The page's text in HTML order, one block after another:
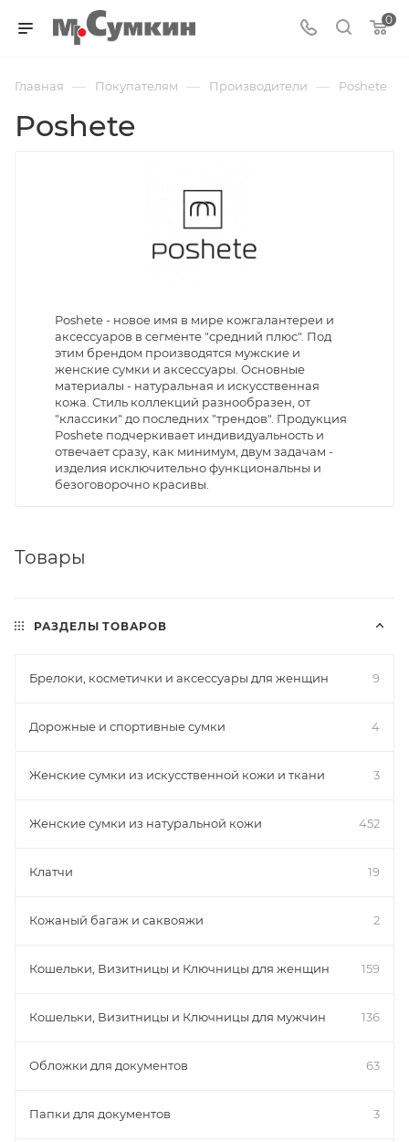
0
Главная — Покупателям — Производители — Poshete
Poshete
Poshete - новое имя в мире кожгалантереи и
аксессуаров в сегменте "средний плюс". Под
этим брендом производятся мужские и
женские сумки и аксессуары. Основные
материалы - натуральная и искусственная
кожа. Стиль коллекций разнообразен, от
"классики" до последних "трендов". Продукция
Poshete подчеркивает индивидуальность и
отвечает сразу, как минимум, двум задачам -
изделия исключительно функциональны и
безоговорочно красивы.
Товары
РАЗДЕЛЫ ТОВАРОВ
Брелоки, косметички и аксессуары для женщин 9
Дорожные и спортивные сумки 4
Женские сумки из искусственной кожи и ткани 3
Женские сумки из натуральной кожи 452
Клатчи 19
Кожаный багаж и саквояжи 2
Кошельки, Визитницы и Ключницы для женщин 159
Кошельки, Визитницы и Ключницы для мужчин 136
Обложки для документов 63
Папки для документов 3